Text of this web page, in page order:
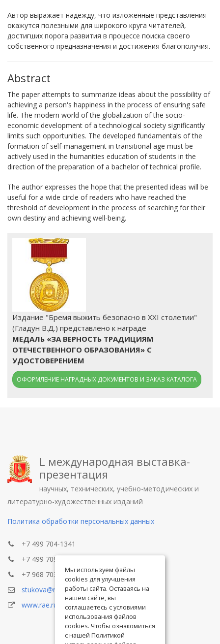
Автор выражает надежду, что изложенные представления
окажутся полезными для широкого круга читателей,
достигших порога развития в процессе поиска своего
собственного предназначения и достижения благополучия.
Abstract
The paper attempts to summarize ideas about the possibility of
achieving a person's happiness in the process of ensuring safe
life. The modern world of the globalization of the socio-
economic development of a technological society significantly
limits such opportunities. The developed fundamentals of the
formation of self-management in transitional age must be
actively used in the humanities education of students in the
direction of the preparation of a bachelor of technical profile.
The author expresses the hope that the presented ideas will be
useful for a wide circle of readers who have reached the
threshold of development in the process of searching for their
own destiny and achieving well-being.
Издание "Бремя выжить безопасно в XXI столетии"
(Гладун В.Д.) представлено к награде
МЕДАЛЬ «ЗА ВЕРНОСТЬ ТРАДИЦИЯМ
ОТЕЧЕСТВЕННОГО ОБРАЗОВАНИЯ» С
УДОСТОВЕРЕНИЕМ
ОФОРМЛЕНИЕ НАГРАДНЫХ ДОКУМЕНТОВ И ЗАКАЗ КАТАЛОГА
L международная выставка-
презентация
научных, технических, учебно-методических и
литературно-художественных изданий
Политика обработки персональных данных
+7 499 704-1341
+7 499 709-8104
+7 968 703-8433
stukova@rae.ru
www.rae.ru
Мы используем файлы
cookies для улучшения
работы сайта. Оставаясь на
нашем сайте, вы
соглашаетесь с условиями
использования файлов
cookies. Чтобы ознакомиться
с нашей Политикой